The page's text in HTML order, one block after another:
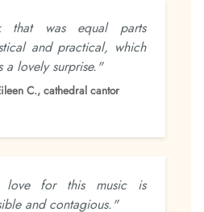
that was equal parts
and practical, which
a lovely surprise."
C., cathedral cantor
love for this music is
and contagious."